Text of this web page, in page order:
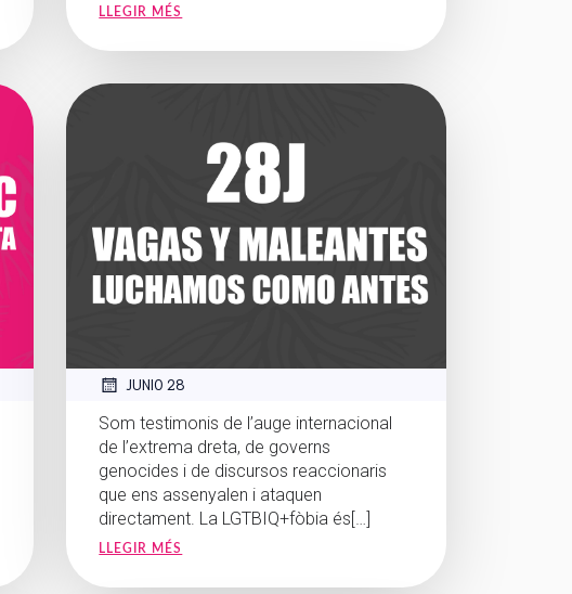
LLEGIR MÉS
JUNIO 28
Som testimonis de l’auge internacional
de l’extrema dreta, de governs
genocides i de discursos reaccionaris
que ens assenyalen i ataquen
directament. La LGTBIQ+fòbia és[…]
LLEGIR MÉS